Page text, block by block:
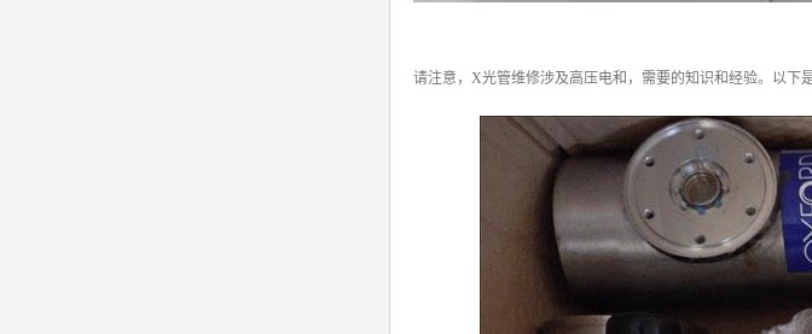
请注意，X光管维修涉及高压电和，需要的知识和经验。以下